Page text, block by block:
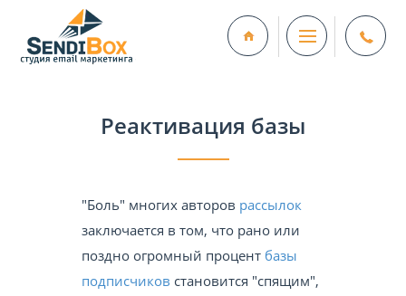
Реактивация базы
"Боль" многих авторов рассылок
заключается в том, что рано или
поздно огромный процент базы
подписчиков становится "спящим",